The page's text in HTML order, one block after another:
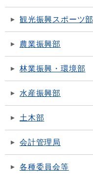
観光振興スポーツ部
農業振興部
林業振興・環境部
水産振興部
土木部
会計管理局
各種委員会等